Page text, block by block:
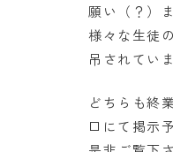
願い（？）ま
様々な生徒
吊されていま
どちらも終
口にて掲示